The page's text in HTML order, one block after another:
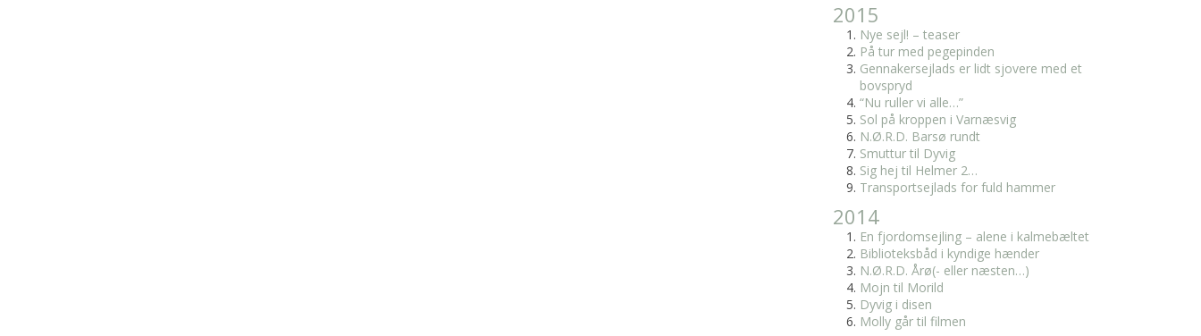
2015
Nye sejl! – teaser
På tur med pegepinden
Gennakersejlads er lidt sjovere med et
bovspryd
“Nu ruller vi alle…”
Sol på kroppen i Varnæsvig
N.Ø.R.D. Barsø rundt
Smuttur til Dyvig
Sig hej til Helmer 2…
Transportsejlads for fuld hammer
2014
En fjordomsejling – alene i kalmebæltet
Biblioteksbåd i kyndige hænder
N.Ø.R.D. Årø(- eller næsten…)
Mojn til Morild
Dyvig i disen
Molly går til filmen